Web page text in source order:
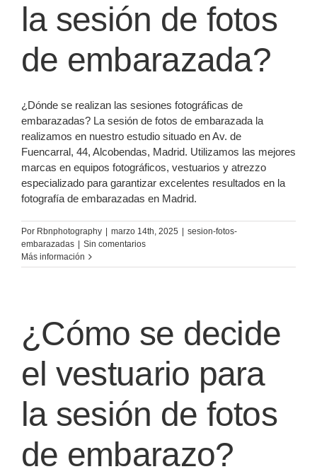
la sesión de fotos
de embarazada?
¿Dónde se realizan las sesiones fotográficas de
embarazadas? La sesión de fotos de embarazada la
realizamos en nuestro estudio situado en Av. de
Fuencarral, 44, Alcobendas, Madrid. Utilizamos las mejores
marcas en equipos fotográficos, vestuarios y atrezzo
especializado para garantizar excelentes resultados en la
fotografía de embarazadas en Madrid.
Por Rbnphotography marzo 14th, 2025
sesion-fotos-
embarazadas
Sin comentarios
Más información
¿Cómo se decide
el vestuario para
la sesión de fotos
de embarazo?